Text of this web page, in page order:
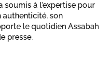
soumis à l’expertise pour
authenticité, son
le quotidien Assabah
presse.